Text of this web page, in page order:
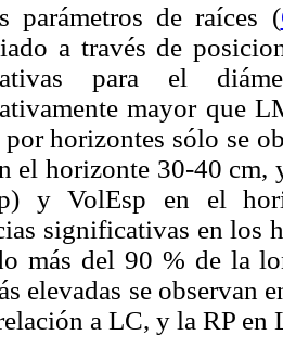
parámetros de raíces (
a través de
para el
mayor que
por horizontes sólo se
el horizonte 30-40 cm,
y VolEsp en el
significativas en los
más del 90 % de la
elevadas se observan
a LC, y la RP en